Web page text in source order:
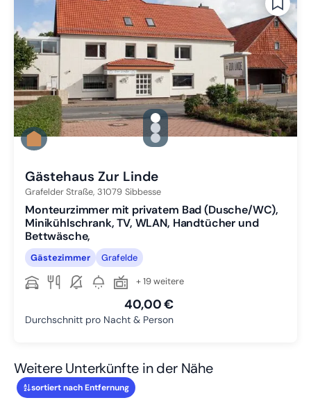
gallery.slide_selector
Zu Slide 1 wechseln
Zu Slide 2 wechseln
Zu Slide 3 wechseln
Gästehaus Zur Linde
Grafelder Straße, 31079 Sibbesse
Monteurzimmer mit privatem Bad (Dusche/WC),
Minikühlschrank, TV, WLAN, Handtücher und
Bettwäsche,
Gästezimmer Grafelde
+ 19 weitere
40,00 €
Durchschnitt pro Nacht & Person
Weitere Unterkünfte in der Nähe
sortiert nach Entfernung